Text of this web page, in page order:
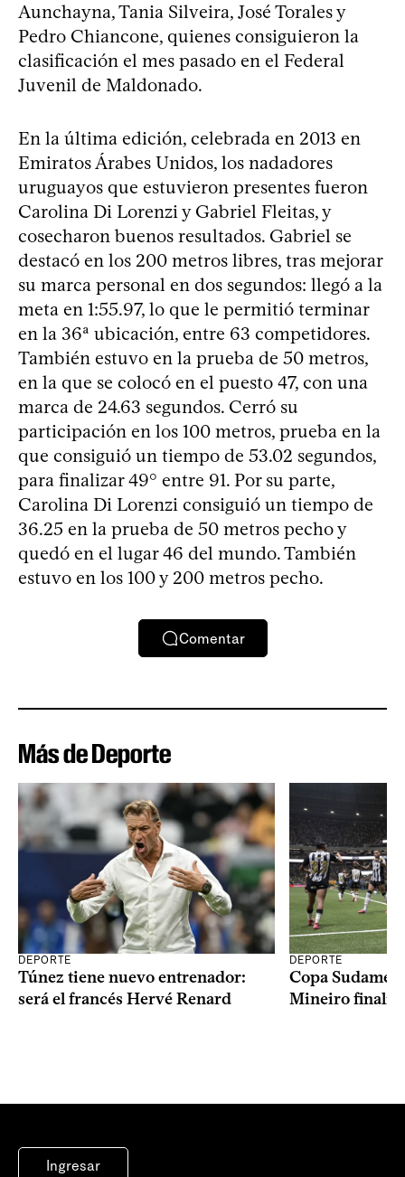
Aunchayna, Tania Silveira, José Torales y
Pedro Chiancone, quienes consiguieron la
clasificación el mes pasado en el Federal
Juvenil de Maldonado.
En la última edición, celebrada en 2013 en
Emiratos Árabes Unidos, los nadadores
uruguayos que estuvieron presentes fueron
Carolina Di Lorenzi y Gabriel Fleitas, y
cosecharon buenos resultados. Gabriel se
destacó en los 200 metros libres, tras mejorar
su marca personal en dos segundos: llegó a la
meta en 1:55.97, lo que le permitió terminar
en la 36ª ubicación, entre 63 competidores.
También estuvo en la prueba de 50 metros,
en la que se colocó en el puesto 47, con una
marca de 24.63 segundos. Cerró su
participación en los 100 metros, prueba en la
que consiguió un tiempo de 53.02 segundos,
para finalizar 49° entre 91. Por su parte,
Carolina Di Lorenzi consiguió un tiempo de
36.25 en la prueba de 50 metros pecho y
quedó en el lugar 46 del mundo. También
estuvo en los 100 y 200 metros pecho.
Comentar
Más de Deporte
DEPORTE
Túnez tiene nuevo entrenador:
será el francés Hervé Renard
DEPORTE
Copa
Mineiro
Ingresar